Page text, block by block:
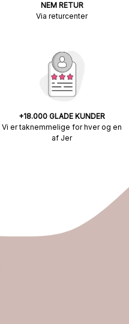
NEM RETUR
Via returcenter
+18.000 GLADE KUNDER
Vi er taknemmelige for hver og en
af Jer